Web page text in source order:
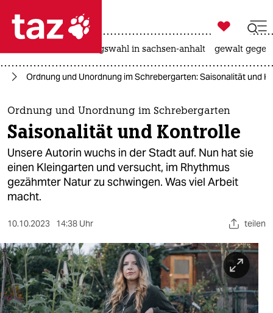
 taz zahl ich
taz zahl ich
themen
politik
öko
gesellschaft
kultur
sport
berlin
nord

taz zahl ich
landtagswahl in sachsen-anhalt gewalt
Ordnung und Unordnung im Schrebergarten: Saisonalität und
Ordnung und Unordnung im Schrebergarten
Saisonalität und Kontrolle
Unsere Autorin wuchs in der Stadt auf. Nun hat sie
einen Kleingarten und versucht, im Rhythmus
gezähmter Natur zu schwingen. Was viel Arbeit
macht.
10.10.2023 14:38 Uhr teilen